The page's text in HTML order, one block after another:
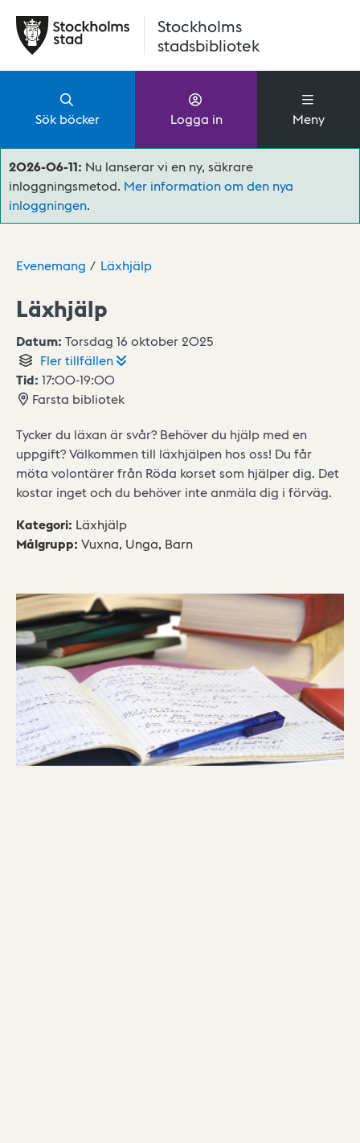
Stockholms
stadsbibliotek
Sök böcker Logga in Meny
2026-06-11: Nu lanserar vi en ny, säkrare
inloggningsmetod. Mer information om den nya
inloggningen.
Evenemang Läxhjälp
Läxhjälp
Datum: Torsdag 16 oktober 2025
Flertillfällen
Tid: 17:00-19:00
Farsta bibliotek
Tycker du läxan är svår? Behöver du hjälp med en
uppgift? Välkommen till läxhjälpen hos oss! Du får
möta volontärer från Röda korset som hjälper dig. Det
kostar inget och du behöver inte anmäla dig i förväg.
Kategori: Läxhjälp
Målgrupp: Vuxna, Unga, Barn